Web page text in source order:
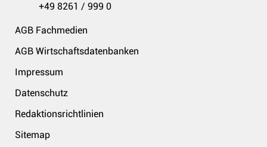
+49 8261 / 999 0
AGB Fachmedien
AGB Wirtschaftsdatenbanken
Impressum
Datenschutz
Redaktionsrichtlinien
Sitemap